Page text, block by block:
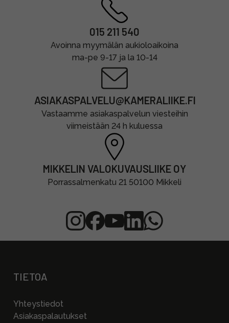
015 211 540
Avoinna myymälän aukioloaikoina
ma-pe 9-17 ja la 10-14
ASIAKASPALVELU@KAMERALIIKE.FI
Vastaamme asiakaspalvelun viesteihin
viimeistään 24 h kuluessa
MIKKELIN VALOKUVAUSLIIKE OY
Porrassalmenkatu 21 50100 Mikkeli
TIETOA
Yhteystiedot
Asiakaspalautukset